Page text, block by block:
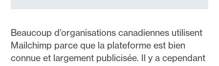
Beaucoup d’organisations canadiennes utilisent
Mailchimp parce que la plateforme est bien
connue et largement publicisée. Il y a cependant